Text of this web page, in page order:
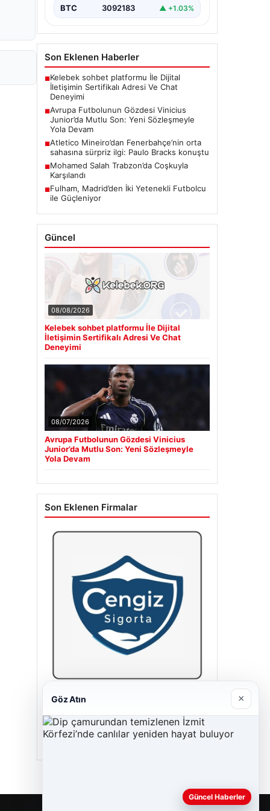
BTC 3092183 ▲ +1.03%
Son Eklenen Haberler
■Kelebek sohbet platformu İle Dijital
İletişimin Sertifikalı Adresi Ve Chat
Deneyimi
■Avrupa Futbolunun Gözdesi Vinicius
Junior’da Mutlu Son: Yeni Sözleşmeyle
Yola Devam
■Atletico Mineiro’dan Fenerbahçe’nin orta
sahasına sürpriz ilgi: Paulo Bracks konuştu
■Mohamed Salah Trabzon’da Coşkuyla
Karşılandı
■Fulham, Madrid’den İki Yetenekli Futbolcu
ile Güçleniyor
Güncel
08/08/2026
Kelebek sohbet platformu İle Dijital
İletişimin Sertifikalı Adresi Ve Chat
Deneyimi
08/07/2026
Avrupa Futbolunun Gözdesi Vinicius
Junior’da Mutlu Son: Yeni Sözleşmeyle
Yola Devam
Son Eklenen Firmalar
Cengiz Sigorta
06/23/2026
Göz Atın ×
Güncel Haberler